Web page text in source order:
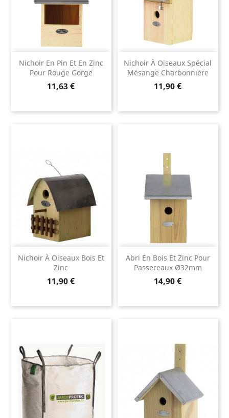
Nichoir En Pin Et En Zinc
Pour Rouge Gorge
Prix
11,63 €
Nichoir À Oiseaux Spécial
Mésange Charbonnière
Prix
11,90 €
Nichoir À Oiseaux Bois Et
Zinc
Prix
11,90 €
Abri En Bois Et Zinc Pour
Passereaux Ø32mm
Prix
14,90 €